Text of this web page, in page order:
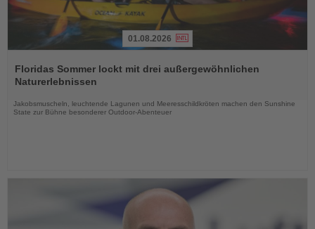
Sie
die
01.08.2026
Floridas Sommer lockt mit drei außergewöhnlichen
Naturerlebnissen
Jakobsmuscheln, leuchtende Lagunen und Meeresschildkröten machen den Sunshine
State zur Bühne besonderer Outdoor-Abenteuer